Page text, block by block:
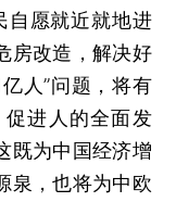
自愿就近就地进
房改造，解决好
人”问题，将有
进人的全面发
既为中国经济增
泉，也将为中欧